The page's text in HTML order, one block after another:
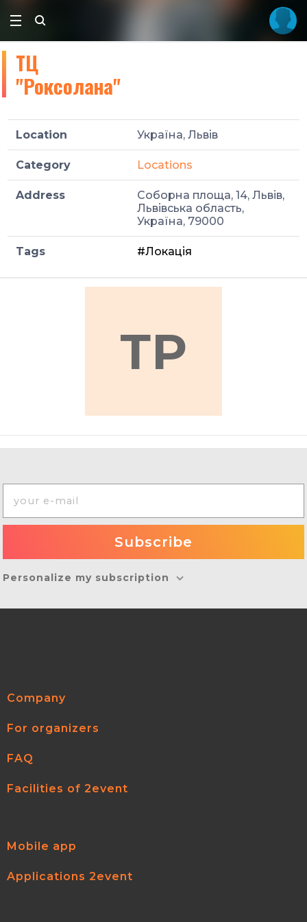
ТЦ
"Роксолана"
Location Україна, Львів
Category Locations
Address
Соборна площа, 14, Львів,
Львівська область,
Україна, 79000
Tags #Локація
ТР
Personalize my subscription
Company
For organizers
FAQ
Facilities of 2event
Mobile app
Applications 2event